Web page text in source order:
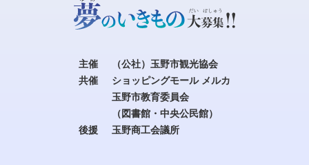
主催
（公社）玉野市観光協会
共催
ショッピングモール メルカ
玉野市教育委員会
（図書館・中央公民館）
後援
玉野商工会議所